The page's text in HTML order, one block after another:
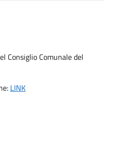
Consiglio Comunale del
LINK